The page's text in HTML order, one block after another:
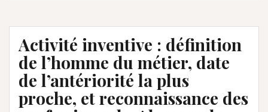
Activité inventive : définition
de l’homme du métier, date
de l’antériorité la plus
proche, et reconnaissance des